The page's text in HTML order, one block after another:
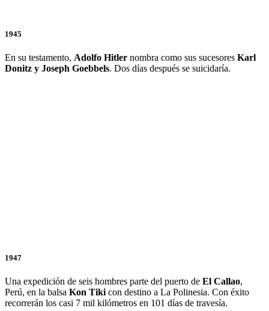
1945
En su testamento, Adolfo Hitler nombra como sus sucesores Karl
Donitz y Joseph Goebbels. Dos días después se suicidaría.
1947
Una expedición de seis hombres parte del puerto de El Callao,
Perú, en la balsa Kon Tiki con destino a La Polinesia. Con éxito
recorrerán los casi 7 mil kilómetros en 101 días de travesía.